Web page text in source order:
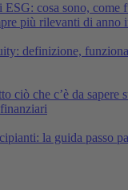
cosa sono, come
più rilevanti di anno
definizione,
ciò che c’è da sapere
la guida passo